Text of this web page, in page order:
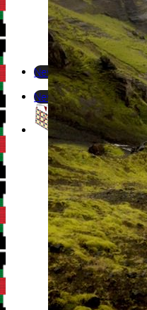
Newsletter
Newsletter